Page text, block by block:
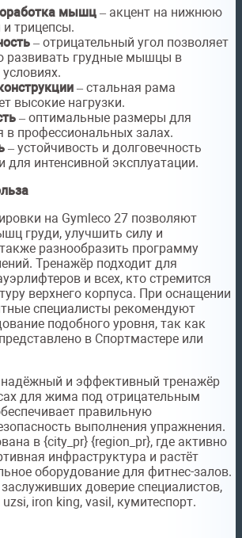
мышц – акцент на нижнюю
и трицепсы.
– отрицательный угол позволяет
развивать грудные мышцы в
– стальная рама
высокие нагрузки.
– оптимальные размеры для
в профессиональных залах.
– устойчивость и долговечность
для интенсивной эксплуатации.
на Gymleco 27 позволяют
груди, улучшить силу и
разнообразить программу
Тренажёр подходит для
и всех, кто стремится
верхнего корпуса. При оснащении
специалисты рекомендуют
подобного уровня, так как
в Спортмастере или
надёжный и эффективный тренажёр
для жима под отрицательным
правильную
выполнения упражнения.
в {city_pr} {region_pr}, где активно
инфраструктура и растёт
оборудование для фитнес-залов.
доверие специалистов,
iron king, vasil, кумитеспорт.